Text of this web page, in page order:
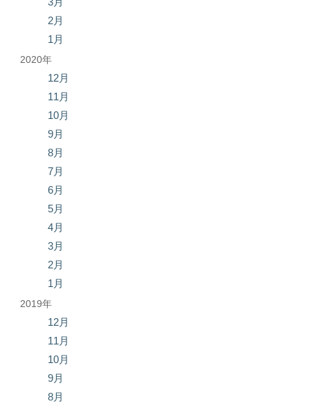
2月
1月
2020年
12月
11月
10月
9月
8月
7月
6月
5月
4月
3月
2月
1月
2019年
12月
11月
10月
9月
8月